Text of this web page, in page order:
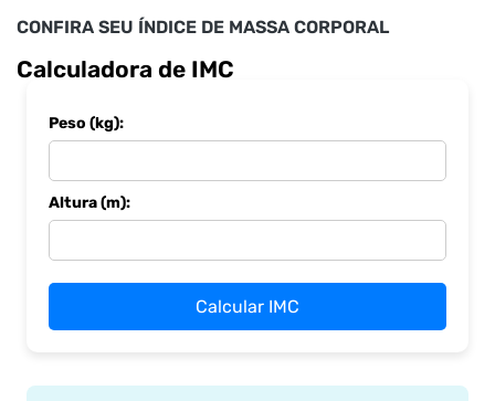
CONFIRA SEU ÍNDICE DE MASSA CORPORAL
Calculadora de IMC
Peso (kg):
Altura (m):
Calcular IMC